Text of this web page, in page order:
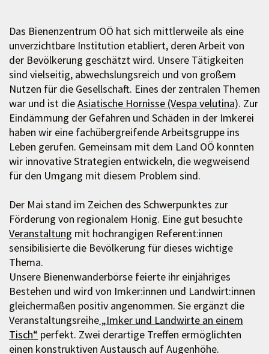
Das Bienenzentrum OÖ hat sich mittlerweile als eine
unverzichtbare Institution etabliert, deren Arbeit von
der Bevölkerung geschätzt wird. Unsere Tätigkeiten
sind vielseitig, abwechslungsreich und von großem
Nutzen für die Gesellschaft. Eines der zentralen Themen
war und ist dieAsiatische Hornisse (Vespa velutina). Zur
Eindämmung der Gefahren und Schäden in der Imkerei
haben wir eine fachübergreifende Arbeitsgruppe ins
Leben gerufen. Gemeinsam mit dem Land OÖ konnten
wir innovative Strategien entwickeln, die wegweisend
für den Umgang mit diesem Problem sind.
Der Mai stand im Zeichen des Schwerpunktes zur
Förderung von regionalem Honig. Eine gut besuchte
Veranstaltung mit hochrangigen Referent:innen
sensibilisierte die Bevölkerung für dieses wichtige
Thema.
Unsere Bienenwanderbörse feierte ihr einjähriges
Bestehen und wird von Imker:innen und Landwirt:innen
gleichermaßen positiv angenommen. Sie ergänzt die
Veranstaltungsreihe „Imker und Landwirte an einem
Tisch“ perfekt. Zwei derartige Treffen ermöglichten
einen konstruktiven Austausch auf Augenhöhe.